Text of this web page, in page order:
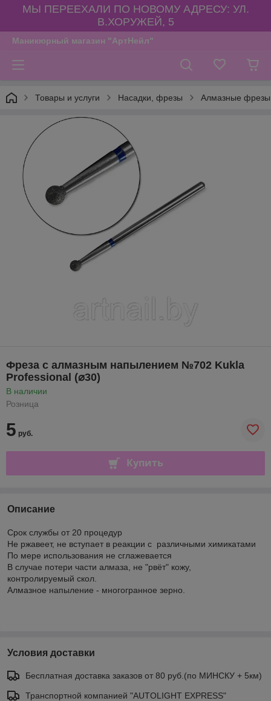
МЫ ПЕРЕЕХАЛИ ПО НОВОМУ АДРЕСУ: УЛ.
В.ХОРУЖЕЙ, 5
Маникюрный магазин "АртНейл"
Товары и услуги Насадки, фрезы Алмазные
Фреза с алмазным напылением №702 Kukla
Professional (⌀30)
В наличии
Розница
5 руб.
Купить
Описание
Срок службы от 20 процедур
Не ржавеет, не вступает в реакции с различными химикатами
По мере использования не сглажевается
В случае потери части алмаза, не "рвёт" кожу,
контролируемый скол.
Алмазное напыление - многогранное зерно.
Условия доставки
Бесплатная доставка заказов от 80 руб.(по МИНСКУ + 5км)
Транспортной компанией "AUTOLIGHT EXPRESS"